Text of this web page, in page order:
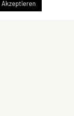
Akzeptieren